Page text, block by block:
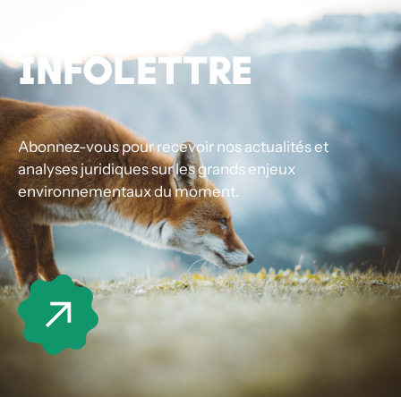
INFOLETTRE
Abonnez-vous pour recevoir nos actualités et
analyses juridiques sur les grands enjeux
environnementaux du moment.